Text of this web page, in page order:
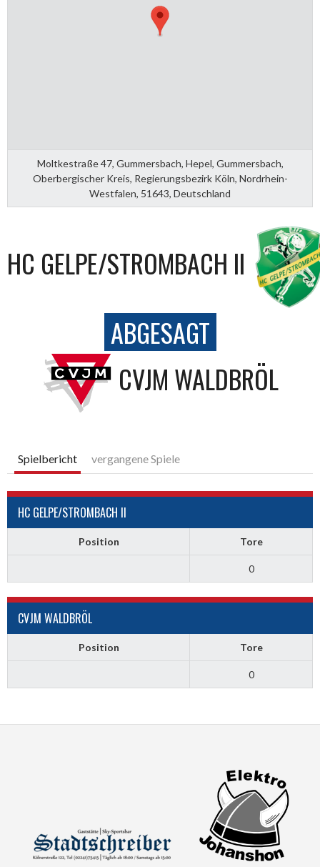
Moltkestraße 47, Gummersbach, Hepel, Gummersbach,
Oberbergischer Kreis, Regierungsbezirk Köln, Nordrhein-
Westfalen, 51643, Deutschland
HC GELPE/STROMBACH II
ABGESAGT
CVJM WALDBRÖL
Spielbericht vergangene Spiele
HC GELPE/STROMBACH II
Position Tore
0
CVJM WALDBRÖL
Position Tore
0